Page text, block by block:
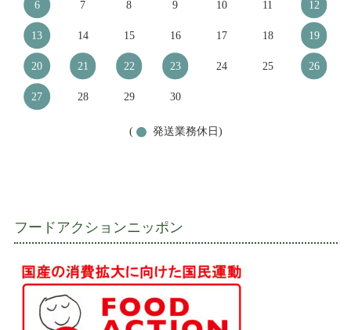
6 7 8 9 10 11 12
13 14 15 16 17 18 19
20 21 22 23 24 25 26
27 28 29 30
( 発送業務休日)
フードアクションニッポン